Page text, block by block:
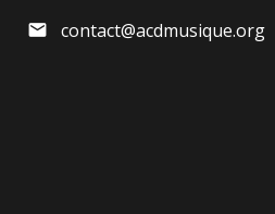
contact@acdmusique.org